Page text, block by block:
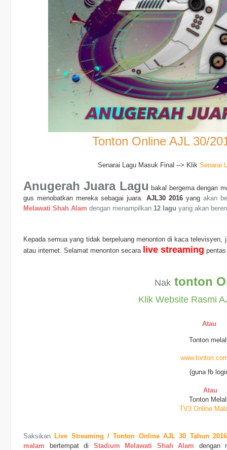
Tonton Online AJL 30/
Senarai Lagu Masuk Final --> KlikSenarai
Anugerah Juara Lagu bakal bergema dengan
gus menobatkan mereka sebagai juara. AJL30 2016yangakan
Melawati Shah Alam dengan menampilkan 12 lagu yang akan
Kepada semua yang tidak berpeluang menonton di kaca
atau internet. Selamat menonton secara live streaming
Nak tonton
KlikWebsite Rasmi
Atau
Tonton
(guna fb
Atau
Tonton
TV3 Online
Saksikan Live Streaming / Tonton Online AJL 30 Tahun
malam
bertempat di Stadium Melawati Shah Alam
dengan